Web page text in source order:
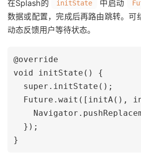
在Splash的 initState 中启动
数据或配置，完成后再路由跳转。
动态反馈用户等待状态。
@override
void initState() {
  super.initState();
Future.wait([initA(),
  });